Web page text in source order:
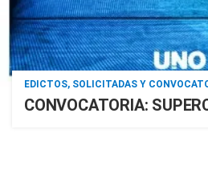
EDICTOS, SOLICITADAS Y
CONVOCATORIA: